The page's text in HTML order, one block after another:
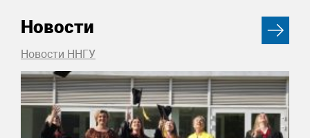
Новости
Новости ННГУ